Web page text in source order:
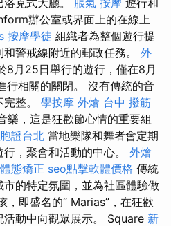
克式大廳。 脹氣 按摩 遊行和
辦公室或界面上的在線上
按摩學徒 組織者為整個遊行提
警戒線附近的郵政任務。 外
8月25日舉行的遊行，僅在8月
行相關的關閉。 沒有傳統的音
整。 學按摩 外燴 台中 撥筋
樂，這是狂歡節心情的重要組
證台北 當地樂隊和舞者會定期
，聚會和活動的中心。 外燴
態矯正 seo點擊軟體價格 傳統
的特定氛圍，並為社區體驗做
，即盛名的“ Marias”，在狂歡
動中向觀眾展示。 Square 新